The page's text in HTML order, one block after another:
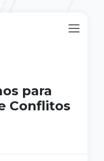
para
Conflitos